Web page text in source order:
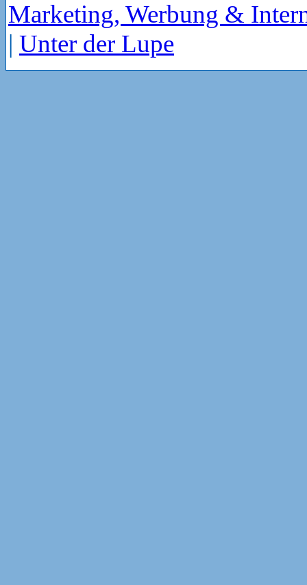
Marketing, Werbung &
| Unter der Lupe